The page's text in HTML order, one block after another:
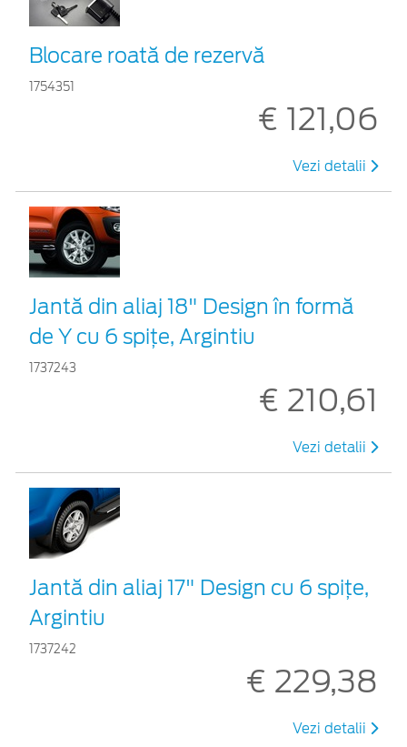
Blocare roată de rezervă
1754351
€ 121,06
Vezi detalii
Jantă din aliaj 18" Design în formă
de Y cu 6 spiţe, Argintiu
1737243
€ 210,61
Vezi detalii
Jantă din aliaj 17" Design cu 6 spiţe,
Argintiu
1737242
€ 229,38
Vezi detalii